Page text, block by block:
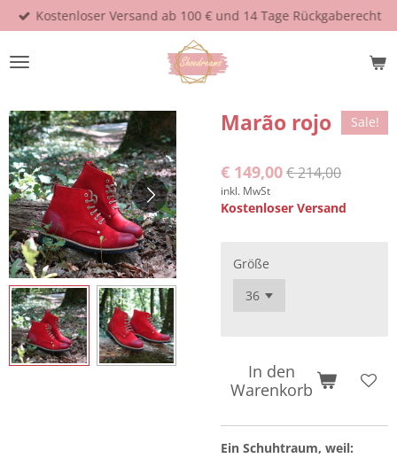
Zum
Hauptinhalt
springen
Kostenloser Versand ab 100 € und 14 Tage Rückgaberecht
Marão rojo Sale!
€ 149,00€ 214,00
inkl. MwSt
Kostenloser Versand
Größe
In den
Warenkorb
Ein Schuhtraum, weil: